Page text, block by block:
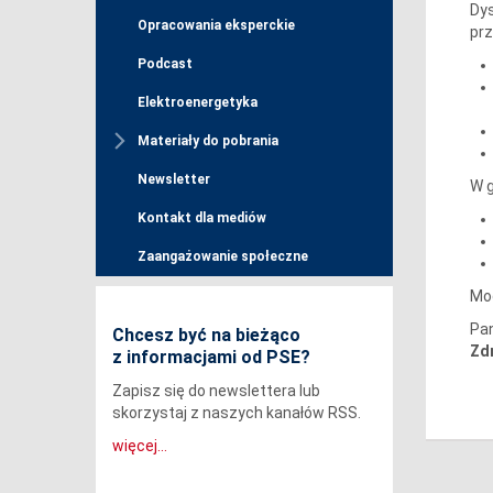
Opracowania eksperckie
Podcast
Elektroenergetyka
Materiały do pobrania
Newsletter
Kontakt dla mediów
Zaangażowanie społeczne
Chcesz być na bieżąco
z informacjami od PSE?
Zapisz się do newslettera lub
skorzystaj z naszych kanałów RSS.
więcej...
W